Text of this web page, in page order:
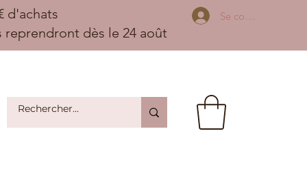
d'achats
dès le 24 août
Se connecter